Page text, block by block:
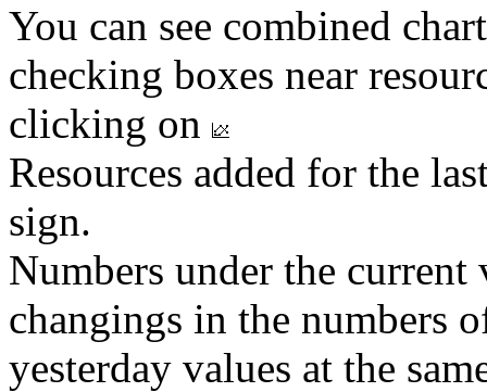
You can see combined
checking boxes near
clicking on
Resources added for the
sign.
Numbers under the
changings in the numbers
yesterday values at the